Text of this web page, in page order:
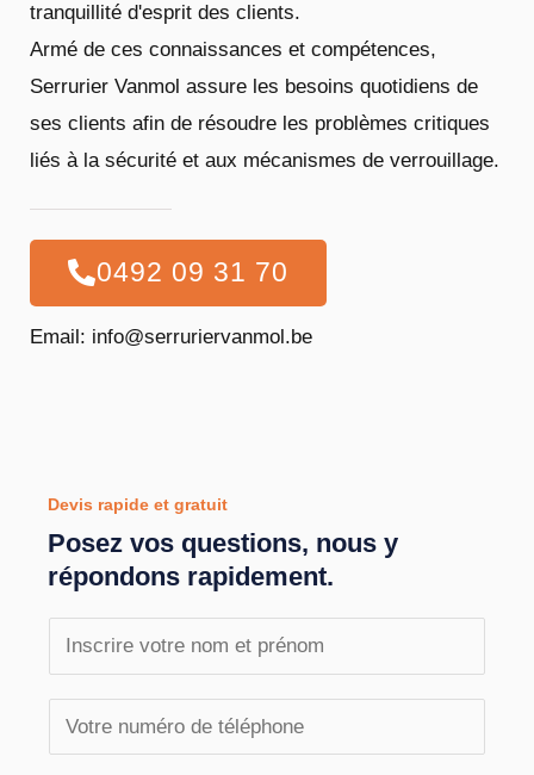
tranquillité d'esprit des clients.
Armé de ces connaissances et compétences,
Serrurier Vanmol assure les besoins quotidiens de
ses clients afin de résoudre les problèmes critiques
liés à la sécurité et aux mécanismes de verrouillage.
0492 09 31 70
Email: info@serruriervanmol.be
Devis rapide et gratuit
Posez vos questions, nous y
répondons rapidement.
o
é